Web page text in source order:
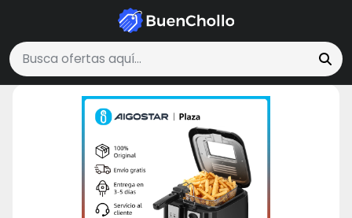
Buscar ofertas
Hogar y CocinaFreidora 2.5L con Ventana, Bol Antiadherente y